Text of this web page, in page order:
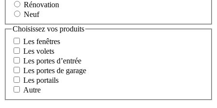
Rénovation
Neuf
Choisissez vos produits
Les fenêtres
Les volets
Les portes d’entrée
Les portes de garage
Les portails
Autre